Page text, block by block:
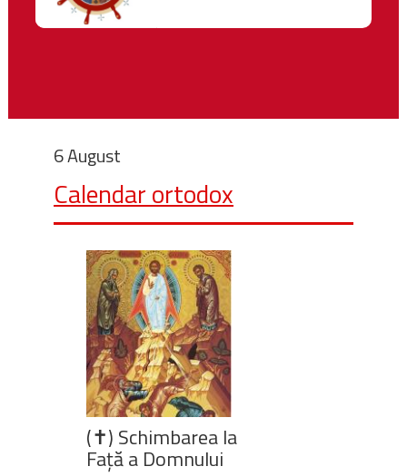
6 August
Calendar ortodox
(✝) Schimbarea la
Față a Domnului